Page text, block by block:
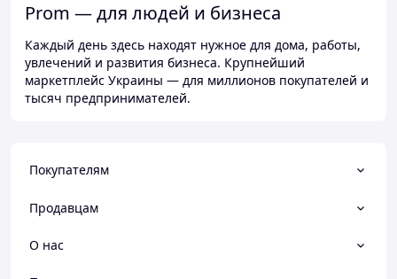
Prom — для людей и бизнеса
Каждый день здесь находят нужное для дома, работы,
увлечений и развития бизнеса. Крупнейший
маркетплейс Украины — для миллионов покупателей и
тысяч предпринимателей.
Покупателям
Продавцам
О нас